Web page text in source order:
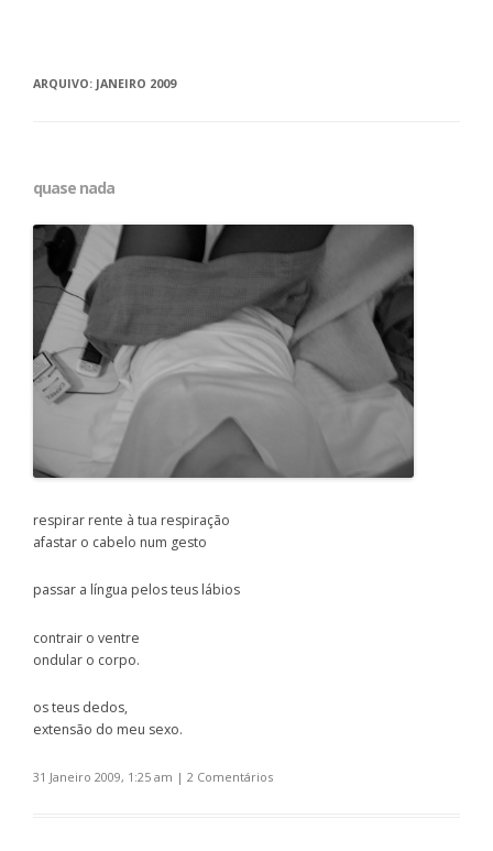
ARQUIVO: JANEIRO 2009
quase nada
respirar rente à tua respiração
afastar o cabelo num gesto
passar a língua pelos teus lábios
contrair o ventre
ondular o corpo.
os teus dedos,
extensão do meu sexo.
31 Janeiro 2009, 1:25 am | 2 Comentários